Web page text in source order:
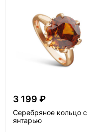
3 199 ₽
Серебряное кольцо с
янтарью